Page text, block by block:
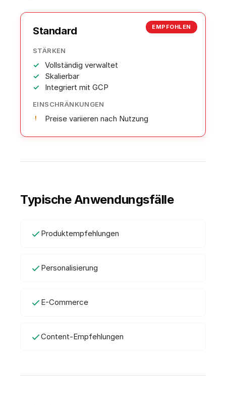
EMPFOHLEN
Standard
STÄRKEN
Vollständig verwaltet
Skalierbar
Integriert mit GCP
EINSCHRÄNKUNGEN
Preise variieren nach Nutzung
Typische Anwendungsfälle
Produktempfehlungen
Personalisierung
E-Commerce
Content-Empfehlungen